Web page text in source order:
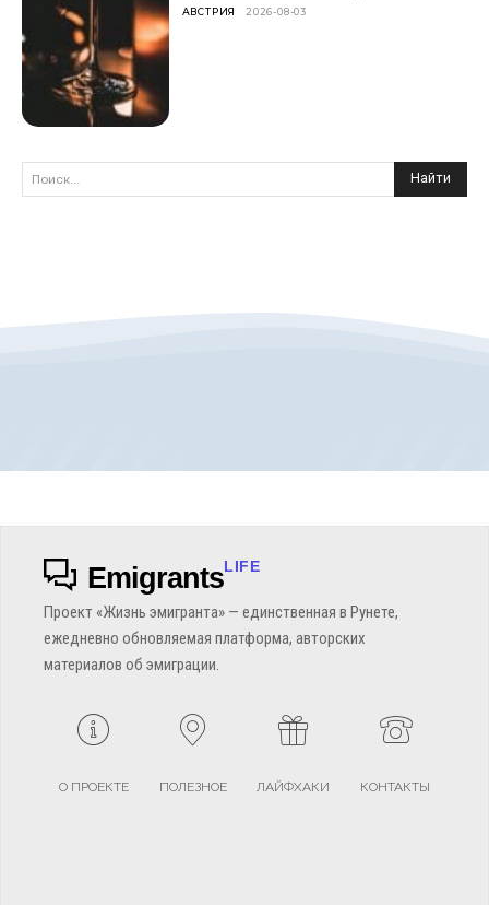
АВСТРИЯ 2026-08-03
Поиск... Найти
EmigrantsLIFE
Проект «Жизнь эмигранта» — единственная в Рунете,
ежедневно обновляемая платформа, авторских
материалов об эмиграции.
О ПРОЕКТЕ ПОЛЕЗНОЕ ЛАЙФХАКИ КОНТАКТЫ